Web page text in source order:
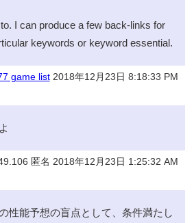
I can produce a few back-links for
keywords or keyword essential.
game list2018年12月23日 8:18:33 PM
匿名 2018年12月23日 1:25:32 AM
性能予想の盲点として、条件満たし